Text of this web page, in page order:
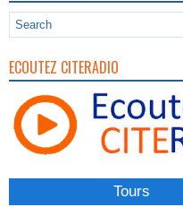
ECOUTEZ CITERADIO
Tours